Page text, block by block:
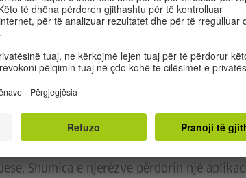
përmes internetit. Kjo quhet Online-
Shumica e njerëzve përdorin një